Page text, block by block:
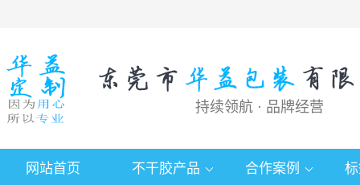
持续领航 · 品牌经营
网站首页 不干胶产品 合作案例